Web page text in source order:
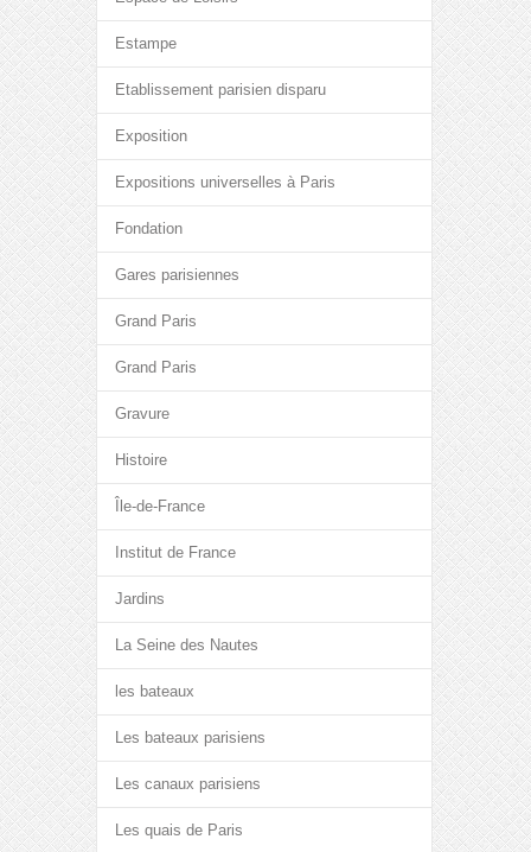
Estampe
Etablissement parisien disparu
Exposition
Expositions universelles à Paris
Fondation
Gares parisiennes
Grand Paris
Grand Paris
Gravure
Histoire
Île-de-France
Institut de France
Jardins
La Seine des Nautes
les bateaux
Les bateaux parisiens
Les canaux parisiens
Les quais de Paris